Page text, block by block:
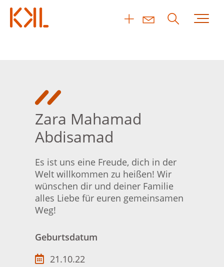
Zara Mahamad
Abdisamad
Es ist uns eine Freude, dich in der
Welt willkommen zu heißen! Wir
wünschen dir und deiner Familie
alles Liebe für euren gemeinsamen
Weg!
Geburtsdatum
21.10.22